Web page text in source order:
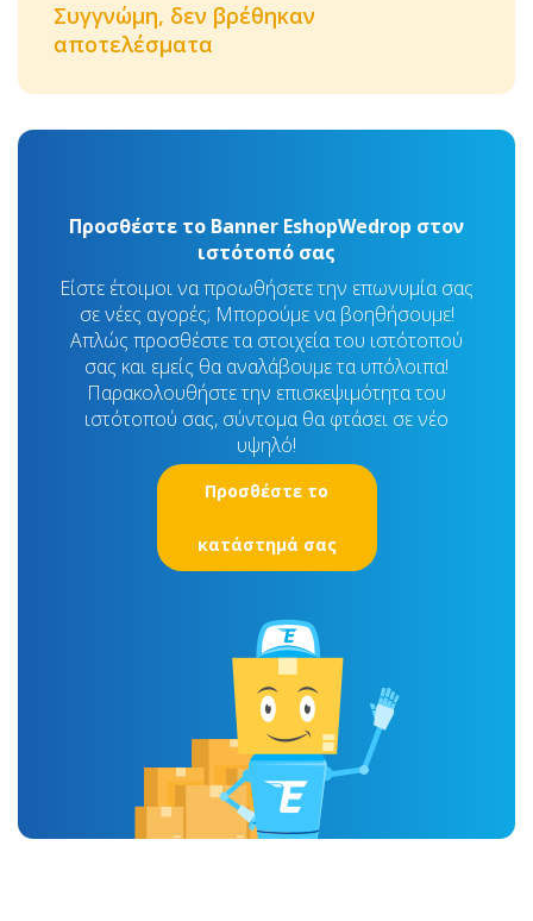
Συγγνώμη, δεν βρέθηκαν
αποτελέσματα
Προσθέστε το Banner EshopWedrop στον
ιστότοπό σας
Είστε έτοιμοι να προωθήσετε την επωνυμία σας
σε νέες αγορές; Μπορούμε να βοηθήσουμε!
Απλώς προσθέστε τα στοιχεία του ιστότοπού
σας και εμείς θα αναλάβουμε τα υπόλοιπα!
Παρακολουθήστε την επισκεψιμότητα του
ιστότοπού σας, σύντομα θα φτάσει σε νέο
υψηλό!
Προσθέστε το
κατάστημά σας